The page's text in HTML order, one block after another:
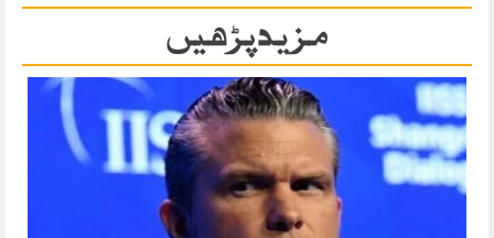
مزید پڑھیں